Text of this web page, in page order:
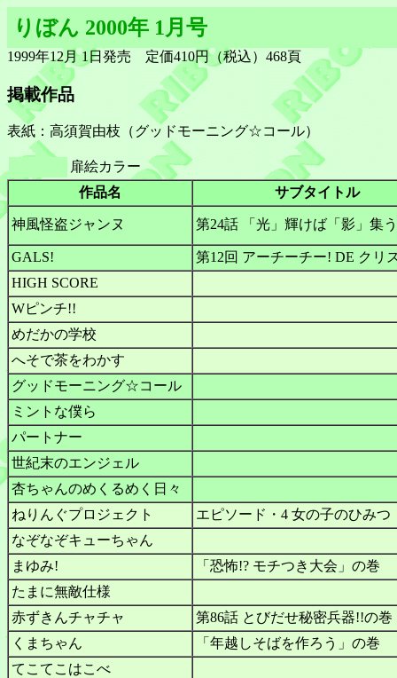
りぼん 2000年 1月号
1999年12月 1日発売 定価410円（税込）468頁
掲載作品
表紙：高須賀由枝（グッドモーニング☆コール）
扉絵カラー
作品名
サブタイトル
神風怪盗ジャンヌ 第24話 「光」輝けば「影」集う
GALS!
第12回 アーチーチー! DE クリ
HIGH SCORE
Wピンチ!!
めだかの学校
へそで茶をわかす
グッドモーニング☆コール
ミントな僕ら
パートナー
世紀末のエンジェル
杏ちゃんのめくるめく日々
ねりんぐプロジェクト
エピソード・4 女の子のひみつ
なぞなぞキューちゃん
まゆみ!
「恐怖!? モチつき大会」の巻
たまに無敵仕様
赤ずきんチャチャ
第86話 とびだせ秘密兵器!!の巻
くまちゃん
「年越しそばを作ろう」の巻
てこてこはこべ